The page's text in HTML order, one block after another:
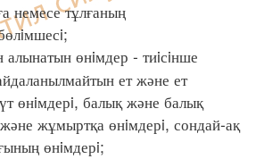
немесе тұлғаның
өнiмдер - тиiсiнше
ет және ет
өнiмдерi, балық және балық
жұмыртқа өнiмдерi, сондай-ақ
өнiмдерi;